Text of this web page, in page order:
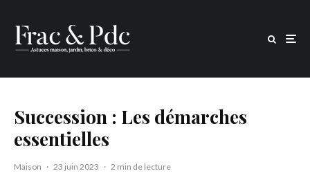
Succession : Les démarches
essentielles
Maison · 23 juin 2023 · 2 min de lecture